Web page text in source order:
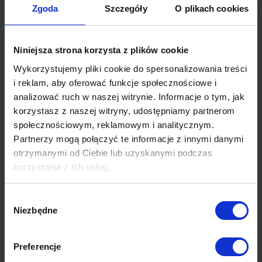
Zgoda Szczegóły O plikach cookies
Niniejsza strona korzysta z plików cookie
Wykorzystujemy pliki cookie do spersonalizowania treści
i reklam, aby oferować funkcje społecznościowe i
analizować ruch w naszej witrynie. Informacje o tym, jak
korzystasz z naszej witryny, udostępniamy partnerom
społecznościowym, reklamowym i analitycznym.
Partnerzy mogą połączyć te informacje z innymi danymi
otrzymanymi od Ciebie lub uzyskanymi podczas
korzystania z ich usług.
zgody
Niezbędne
Preferencje
wyprać kanapę za pomocą domowych sposobów. Jednym z
Aby przygotować taki roztwór, należy w 2 litrach wody rozpuścić dwie
łyżeczki sody oraz sok z jednej cytryny. W takiej mieszance można
moczyć szmatkę (ma być wilgotna, ale nie nadmiernie mokra) i
przecierać miejsce zabrudzenia. Innym domowym sposobem na
plamy jest mąka ziemniaczana. Trzeba posypać ją w felerne miejsce,
delikatnie wetrzeć w materiał, odczekać kilkanaście minut, a następnie
usunąć odkurzaczem lub wilgotną ścierką. Warto pamiętać, że w
przypadku plam trzeba działać natychmiast i nie zostawiać ich na długi
czas. Dzięki temu zabrudzenia będą łatwiejsze do usunięcia.